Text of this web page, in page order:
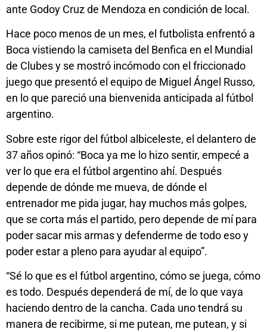
ante Godoy Cruz de Mendoza en condición de local.
Hace poco menos de un mes, el futbolista enfrentó a
Boca vistiendo la camiseta del Benfica en el Mundial
de Clubes y se mostró incómodo con el friccionado
juego que presentó el equipo de Miguel Ángel Russo,
en lo que pareció una bienvenida anticipada al fútbol
argentino.
Sobre este rigor del fútbol albiceleste, el delantero de
37 años opinó: “Boca ya me lo hizo sentir, empecé a
ver lo que era el fútbol argentino ahí. Después
depende de dónde me mueva, de dónde el
entrenador me pida jugar, hay muchos más golpes,
que se corta más el partido, pero depende de mí para
poder sacar mis armas y defenderme de todo eso y
poder estar a pleno para ayudar al equipo”.
“Sé lo que es el fútbol argentino, cómo se juega, cómo
es todo. Después dependerá de mí, de lo que vaya
haciendo dentro de la cancha. Cada uno tendrá su
manera de recibirme, si me putean, me putean, y si